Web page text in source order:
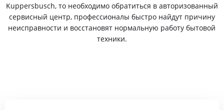
Kuppersbusch, то необходимо обратиться в авторизованный
сервисный центр, профессионалы быстро найдут причину
неисправности и восстановят нормальную работу бытовой
техники.